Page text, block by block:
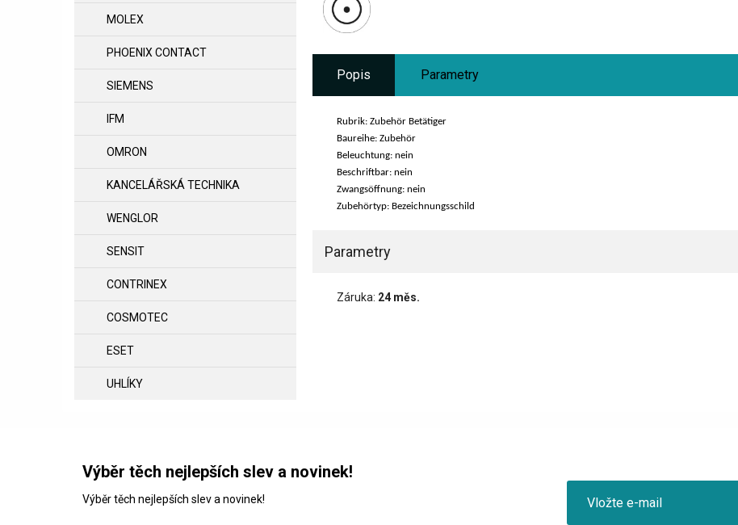
MOLEX
PHOENIX CONTACT
SIEMENS
IFM
OMRON
KANCELÁŘSKÁ TECHNIKA
WENGLOR
SENSIT
CONTRINEX
COSMOTEC
ESET
UHLÍKY
Popis Parametry
Rubrik: Zubehör Betätiger
Baureihe: Zubehör
Beleuchtung: nein
Beschriftbar: nein
Zwangsöffnung: nein
Zubehörtyp: Bezeichnungsschild
Parametry
Záruka: 24 měs.
Výběr těch nejlepších slev a novinek!
Výběr těch nejlepších slev a novinek!